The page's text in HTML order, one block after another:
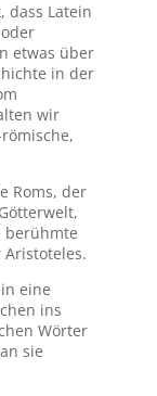
dass Latein
etwas über
in der
wir
Roms, der
berühmte
Aristoteles.
eine
ins
Wörter
sie